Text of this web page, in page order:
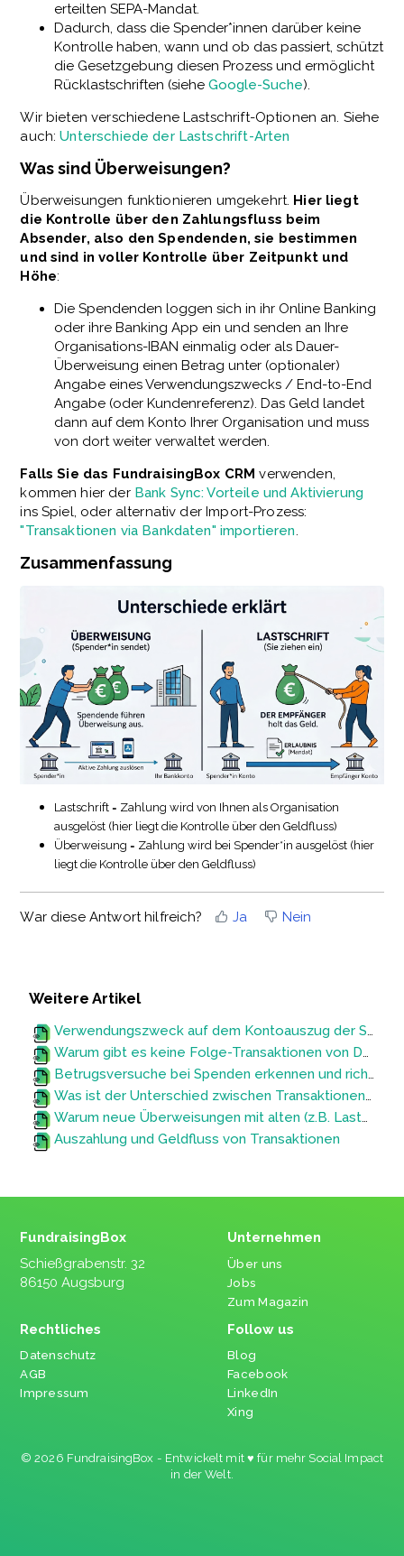
erteilten SEPA-Mandat.
Dadurch, dass die Spender*innen darüber keine
Kontrolle haben, wann und ob das passiert, schützt
die Gesetzgebung diesen Prozess und ermöglicht
Rücklastschriften (siehe Google-Suche).
Wir bieten verschiedene Lastschrift-Optionen an. Siehe
auch:Unterschiede der Lastschrift-Arten
Was sind Überweisungen?
Überweisungen funktionieren umgekehrt. Hier liegt
die Kontrolle über den Zahlungsfluss beim
Absender, also den Spendenden, sie bestimmen
und sind in voller Kontrolle über Zeitpunkt und
Höhe:
Die Spendenden loggen sich in ihr Online Banking
oder ihre Banking App ein und senden an Ihre
Organisations-IBAN einmalig oder als Dauer-
Überweisung einen Betrag unter (optionaler)
Angabe eines Verwendungszwecks / End-to-End
Angabe (oder Kundenreferenz). Das Geld landet
dann auf dem Konto Ihrer Organisation und muss
von dort weiter verwaltet werden.
Falls Sie das FundraisingBox CRM verwenden,
kommen hier der Bank Sync: Vorteile und Aktivierung
ins Spiel, oder alternativ der Import-Prozess:
"Transaktionen via Bankdaten" importieren.
Zusammenfassung
Lastschrift = Zahlung wird von Ihnen als Organisation
ausgelöst (hier liegt die Kontrolle über den Geldfluss)
Überweisung = Zahlung wird bei Spender*in ausgelöst (hier
liegt die Kontrolle über den Geldfluss)
War diese Antwort hilfreich? Ja Nein
Weitere Artikel
Verwendungszweck auf dem Kontoauszug der Spendenden individualisieren
Warum gibt es keine Folge-Transaktionen von Daueraufträgen am 29., 30. oder 31. eines Monats?
Betrugsversuche bei Spenden erkennen und richtig handeln
Was ist der Unterschied zwischen Transaktionen und Daueraufträgen?
Warum neue Überweisungen mit alten (z.B. Lastschrift) Transaktions-IDs (FB-T-IDs) eingehen können
Auszahlung und Geldfluss von Transaktionen
FundraisingBox
Schießgrabenstr. 32
86150 Augsburg
Unternehmen
Über uns
Jobs
Zum Magazin
Rechtliches
Datenschutz
AGB
Impressum
Follow us
Blog
Facebook
LinkedIn
Xing
© 2026 FundraisingBox - Entwickelt mit ♥ für mehr Social Impact
in der Welt.